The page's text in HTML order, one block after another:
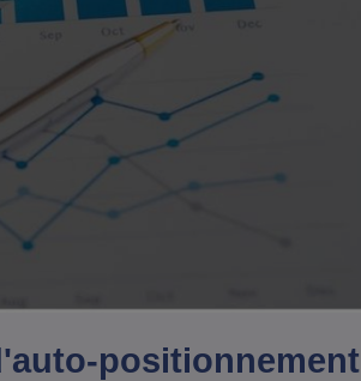
positionnement